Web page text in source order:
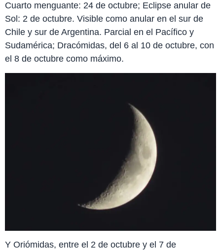
Cuarto menguante: 24 de octubre; Eclipse anular de
Sol: 2 de octubre. Visible como anular en el sur de
Chile y sur de Argentina. Parcial en el Pacífico y
Sudamérica; Dracómidas, del 6 al 10 de octubre, con
el 8 de octubre como máximo.
Y Oriómidas, entre el 2 de octubre y el 7 de